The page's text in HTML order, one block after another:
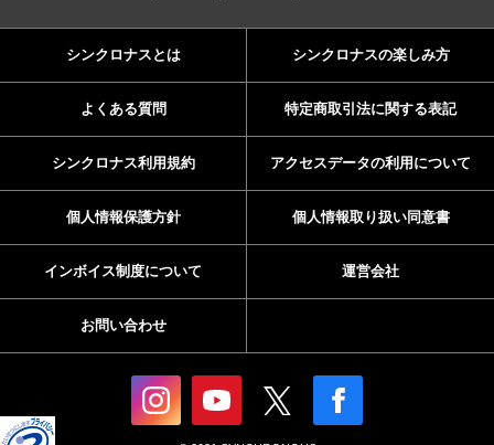
シンクロナスとは シンクロナスの楽しみ方
よくある質問 特定商取引法に関する表記
シンクロナス利用規約 アクセスデータの利用について
個人情報保護方針 個人情報取り扱い同意書
インボイス制度について 運営会社
お問い合わせ